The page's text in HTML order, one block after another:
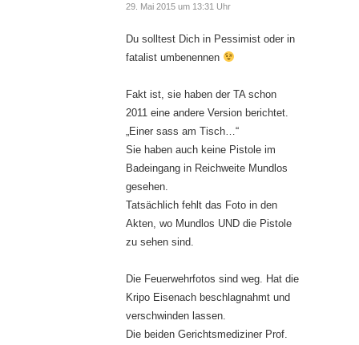
29. Mai 2015 um 13:31 Uhr
Du solltest Dich in Pessimist oder in
fatalist umbenennen
Fakt ist, sie haben der TA schon
2011 eine andere Version berichtet.
„Einer sass am Tisch…“
Sie haben auch keine Pistole im
Badeingang in Reichweite Mundlos
gesehen.
Tatsächlich fehlt das Foto in den
Akten, wo Mundlos UND die Pistole
zu sehen sind.
Die Feuerwehrfotos sind weg. Hat die
Kripo Eisenach beschlagnahmt und
verschwinden lassen.
Die beiden Gerichtsmediziner Prof.